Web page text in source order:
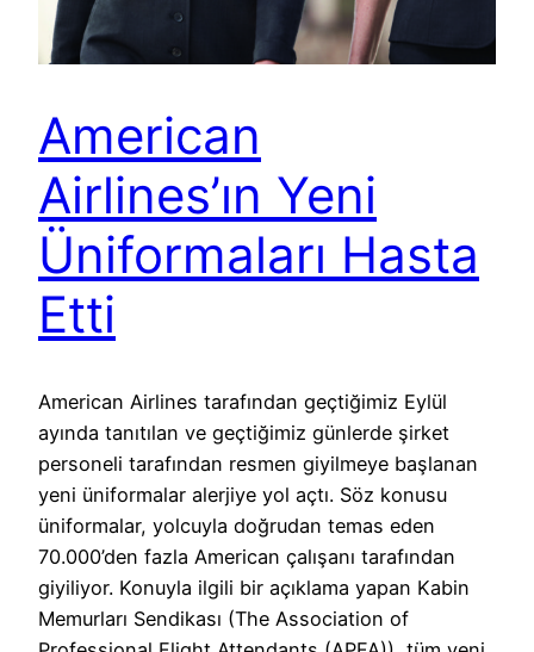
American
Airlines’ın Yeni
Üniformaları Hasta
Etti
American Airlines tarafından geçtiğimiz Eylül
ayında tanıtılan ve geçtiğimiz günlerde şirket
personeli tarafından resmen giyilmeye başlanan
yeni üniformalar alerjiye yol açtı. Söz konusu
üniformalar, yolcuyla doğrudan temas eden
70.000’den fazla American çalışanı tarafından
giyiliyor. Konuyla ilgili bir açıklama yapan Kabin
Memurları Sendikası (The Association of